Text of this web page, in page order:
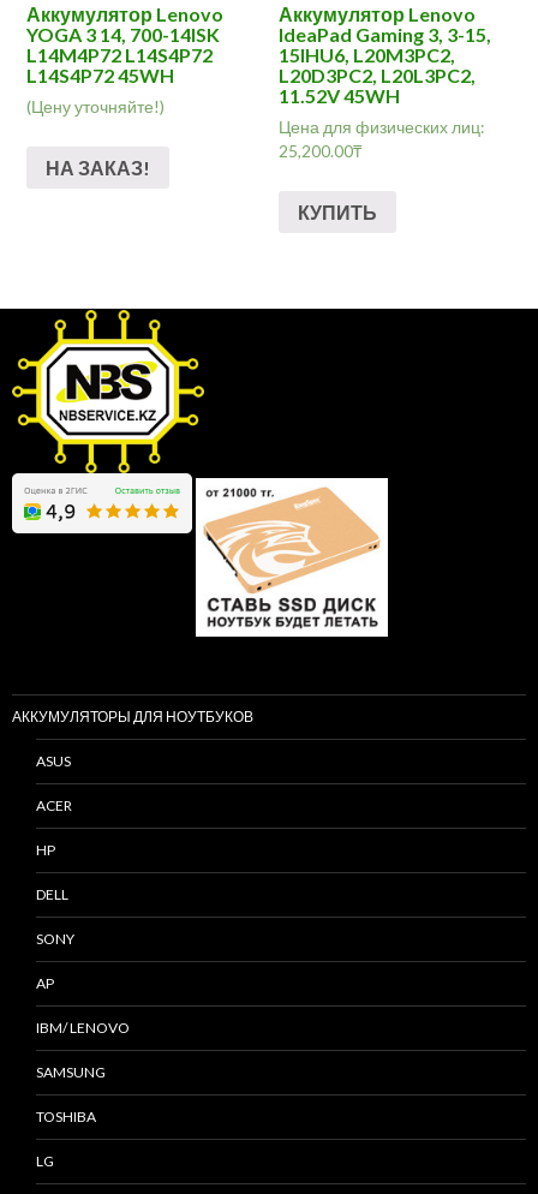
Аккумулятор Lenovo
YOGA 3 14, 700-14ISK
L14M4P72 L14S4P72
L14S4P72 45WH
(Цену уточняйте!)
НА ЗАКАЗ!
Аккумулятор Lenovo
IdeaPad Gaming 3, 3-15,
15IHU6, L20M3PC2,
L20D3PC2, L20L3PC2,
11.52V 45WH
Цена для физических лиц:
25,200.00₸
КУПИТЬ
АККУМУЛЯТОРЫ ДЛЯ НОУТБУКОВ
ASUS
ACER
HP
DELL
SONY
AP
IBM/ LENOVO
SAMSUNG
TOSHIBA
LG